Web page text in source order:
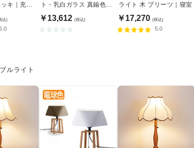
キ｜充電
込)
ト・乳白ガラス 真鍮色｜
充電式
￥13,612 (税込)
ライト 木 プリーツ｜寝室
￥17,270 (税込)
5.0
ルライト